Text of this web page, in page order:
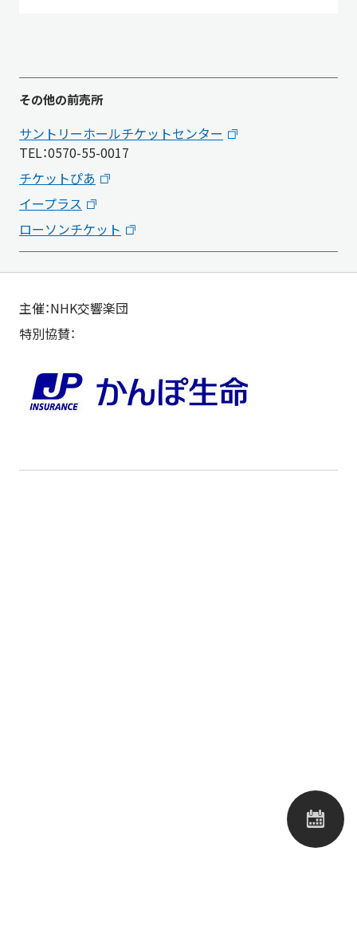
その他の前売所
サントリーホールチケットセンター
TEL：0570-55-0017
チケットぴあ
イープラス
ローソンチケット
主催：NHK交響楽団
特別協賛：